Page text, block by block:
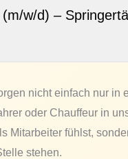
w/d) –
nicht einfach nur
oder Chauffeur in
Mitarbeiter fühlst,
stehen.